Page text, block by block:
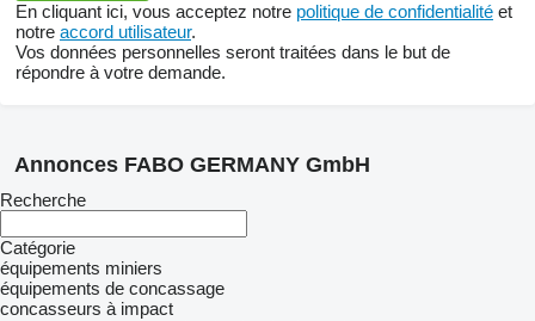
En cliquant ici, vous acceptez notre politique de confidentialité et
notre accord utilisateur.
Vos données personnelles seront traitées dans le but de
répondre à votre demande.
Annonces FABO GERMANY GmbH
Recherche
Catégorie
équipements miniers
équipements de concassage
concasseurs à impact